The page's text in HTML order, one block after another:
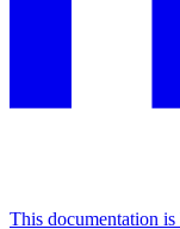
This documentation